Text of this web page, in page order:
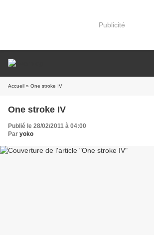
Publicité
Accueil » One stroke IV
One stroke IV
Publié le 28/02/2011 à 04:00
Par yoko